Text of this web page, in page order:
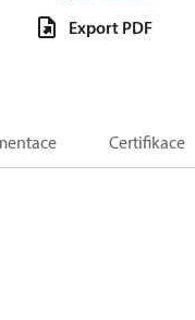
Export PDF
Certifikace